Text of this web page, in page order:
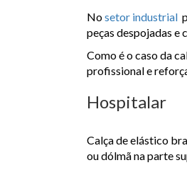
Nosetor industrial
peças despojadas e
Como é o caso da
profissional e
Hospitalar
Calça de elástico
ou dólmã na parte